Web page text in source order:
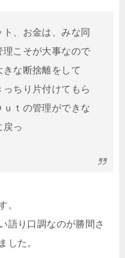
、お金は、みな同
理こそが大事なので
な断捨離をして
ちり片付けてもら
ｔの管理ができな
戻っ
。
語り口調なのが勝間さ
した。